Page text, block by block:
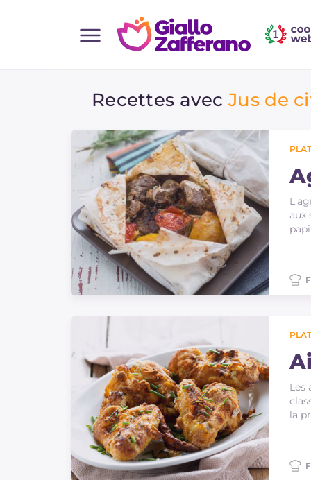
Toutes les recettes
Boissons et rafraîchissements
Accompagnement
Pizzas et focaccia
Gateaux et patisserie
Dernieres recettes
Instagram
Recettes avecJus de
aux
Les
la